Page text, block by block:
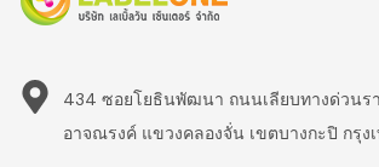
434 ซอยโยธินพัฒนา ถนนเลียบทางด่วนร
อาจณรงค์ แขวงคลองจั่น เขตบางกะปิ กรุง